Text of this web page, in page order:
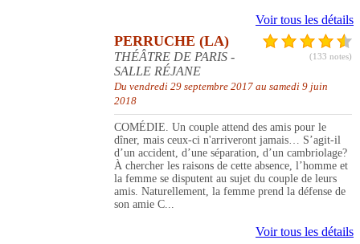
Voir tous les détails
(133 notes)
PERRUCHE (LA)
THÉÂTRE DE PARIS -
SALLE RÉJANE
Du vendredi 29 septembre 2017 au samedi 9 juin
2018
COMÉDIE. Un couple attend des amis pour le
dîner, mais ceux-ci n'arriveront jamais… S’agit-il
d’un accident, d’une séparation, d’un cambriolage?
À chercher les raisons de cette absence, l’homme et
la femme se disputent au sujet du couple de leurs
amis. Naturellement, la femme prend la défense de
son amie C...
Voir tous les détails